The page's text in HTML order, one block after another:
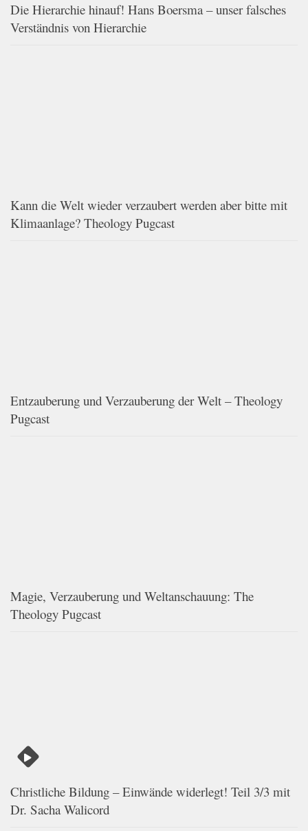
Die Hierarchie hinauf! Hans Boersma – unser falsches
Verständnis von Hierarchie
Kann die Welt wieder verzaubert werden aber bitte mit
Klimaanlage? Theology Pugcast
Entzauberung und Verzauberung der Welt – Theology
Pugcast
Magie, Verzauberung und Weltanschauung: The
Theology Pugcast
Christliche Bildung – Einwände widerlegt! Teil 3/3 mit
Dr. Sacha Walicord